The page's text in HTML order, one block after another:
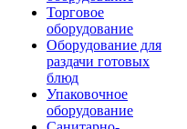
Торговое
оборудование
Оборудование для
раздачи готовых
блюд
Упаковочное
оборудование